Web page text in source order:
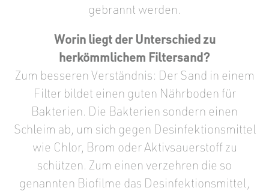
gebrannt werden.
Worin liegt der Unterschied zu
herkömmlichem Filtersand?
Zum besseren Verständnis: Der Sand in einem
Filter bildet einen guten Nährboden für
Bakterien. Die Bakterien sondern einen
Schleim ab, um sich gegen Desinfektionsmittel
wie Chlor, Brom oder Aktivsauerstoff zu
schützen. Zum einen verzehren die so
genannten Biofilme das Desinfektionsmittel,